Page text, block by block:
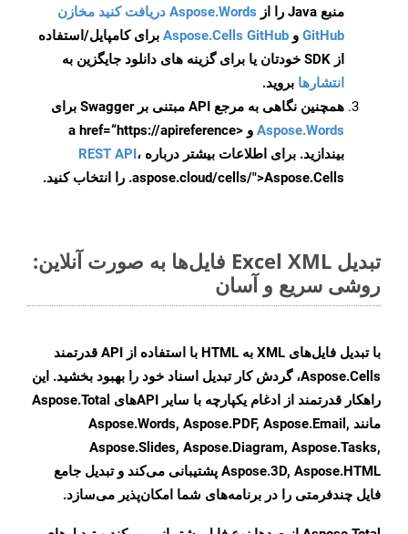
منبع Java را از
Aspose.Words دریافت کنید مخازن
GitHub و Aspose.Cells GitHub برای کامپایل/استفاده
از SDK خودتان یا برای گزینه های دانلود جایگزین به
انتشارها بروید.
همچنین نگاهی به مرجع API مبتنی بر Swagger برای
Aspose.Words
و <a href=“https://apireference
بیندازید. برای اطلاعات بیشتر درباره REST API،
.aspose.cloud/cells/">Aspose.Cells را انتخاب کنید.
تبدیل Excel XML فایل‌ها به صورت آنلاین:
روشی سریع و آسان
با تبدیل فایل‌های XML به HTML با استفاده از API قدرتمند
Aspose.Cells، گردش کار تبدیل اسناد خود را بهبود بخشید. این
راهکار قدرتمند از ادغام یکپارچه با سایر APIهای Aspose.Total
مانند Aspose.Words, Aspose.PDF, Aspose.Email,
Aspose.Slides, Aspose.Diagram, Aspose.Tasks,
Aspose.3D, Aspose.HTML پشتیبانی می‌کند و تبدیل جامع
فایل چندفرمتی را در برنامه‌های شما امکان‌پذیر می‌سازد.